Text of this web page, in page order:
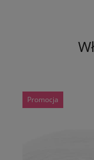
Promocja